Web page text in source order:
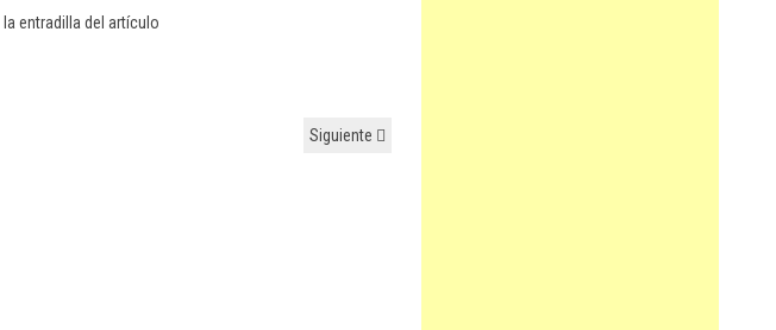
entradilla del artículo
Siguiente